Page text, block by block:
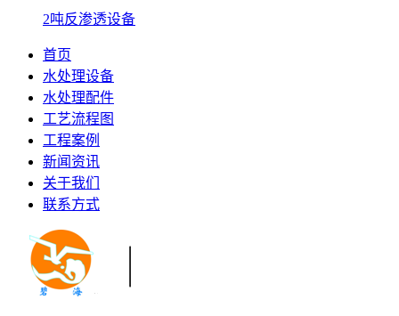
2吨反渗透设备
首页
水处理设备
水处理配件
工艺流程图
工程案例
新闻资讯
关于我们
联系方式